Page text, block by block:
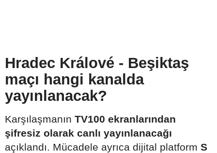
Hradec Králové - Beşiktaş
maçı hangi kanalda
yayınlanacak?
Karşılaşmanın TV100 ekranlarından
şifresiz olarak canlı yayınlanacağı
açıklandı. Mücadele ayrıca dijital platform S